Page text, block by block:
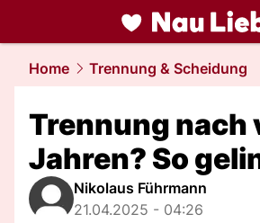
liebe.NAU.ch
Home Trennung & Scheidung
Trennung nach
Jahren? So
Nikolaus Führmann
21.04.2025 - 04:26